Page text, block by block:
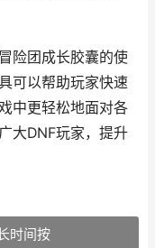
险团成长胶囊的使
可以帮助玩家快速
中更轻松地面对各
大DNF玩家，提升
时间按